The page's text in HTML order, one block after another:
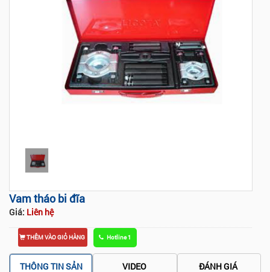
Vam tháo bi đĩa
Giá: Liên hệ
THÊM VÀO GIỎ HÀNG Hotline 1
THÔNG TIN SẢN VIDEO ĐÁNH GIÁ